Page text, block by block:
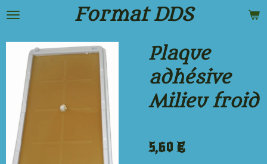
Passer
contenu
principal
Format DDS
Plaque
adhésive
Milieu froid
5,60 €